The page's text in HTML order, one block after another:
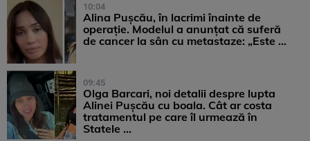
10:04
Alina Pușcău, în lacrimi înainte de
operație. Modelul a anunțat că suferă
de cancer la sân cu metastaze: „Este ...
09:45
Olga Barcari, noi detalii despre lupta
Alinei Pușcău cu boala. Cât ar costa
tratamentul pe care îl urmează în
Statele ...